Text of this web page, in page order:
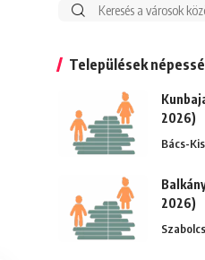
Keresés:
Települések
2026)
Bács-
2026)